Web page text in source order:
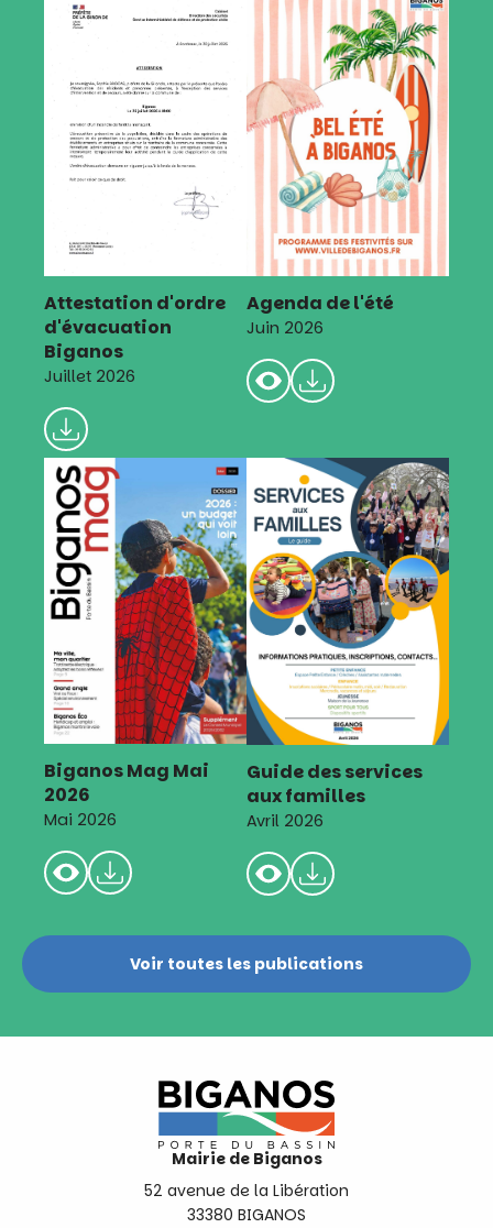
Attestation d'ordre
d'évacuation
Biganos
Juillet 2026
Agenda de l'été
Juin 2026
Biganos Mag Mai
2026
Mai 2026
Guide des services
aux familles
Avril 2026
Voir toutes les publications
Mairie de Biganos
52 avenue de la Libération
33380 BIGANOS